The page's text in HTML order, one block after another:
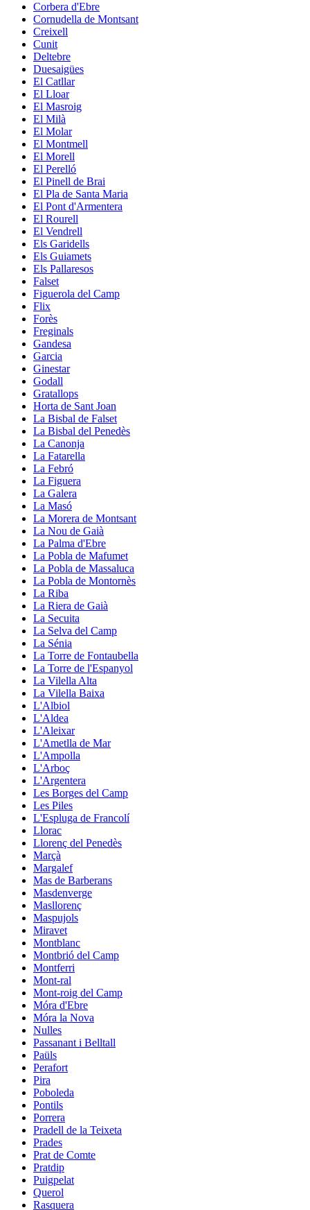
Corbera d'Ebre
Cornudella de Montsant
Creixell
Cunit
Deltebre
Duesaigües
El Catllar
El Lloar
El Masroig
El Milà
El Molar
El Montmell
El Morell
El Perelló
El Pinell de Brai
El Pla de Santa Maria
El Pont d'Armentera
El Rourell
El Vendrell
Els Garidells
Els Guiamets
Els Pallaresos
Falset
Figuerola del Camp
Flix
Forès
Freginals
Gandesa
Garcia
Ginestar
Godall
Gratallops
Horta de Sant Joan
La Bisbal de Falset
La Bisbal del Penedès
La Canonja
La Fatarella
La Febró
La Figuera
La Galera
La Masó
La Morera de Montsant
La Nou de Gaià
La Palma d'Ebre
La Pobla de Mafumet
La Pobla de Massaluca
La Pobla de Montornès
La Riba
La Riera de Gaià
La Secuita
La Selva del Camp
La Sénia
La Torre de Fontaubella
La Torre de l'Espanyol
La Vilella Alta
La Vilella Baixa
L'Albiol
L'Aldea
L'Aleixar
L'Ametlla de Mar
L'Ampolla
L'Arboç
L'Argentera
Les Borges del Camp
Les Piles
L'Espluga de Francolí
Llorac
Llorenç del Penedès
Marçà
Margalef
Mas de Barberans
Masdenverge
Masllorenç
Maspujols
Miravet
Montblanc
Montbrió del Camp
Montferri
Mont-ral
Mont-roig del Camp
Móra d'Ebre
Móra la Nova
Nulles
Passanant i Belltall
Paüls
Perafort
Pira
Poboleda
Pontils
Porrera
Pradell de la Teixeta
Prades
Prat de Comte
Pratdip
Puigpelat
Querol
Rasquera